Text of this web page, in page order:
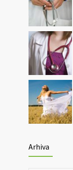
pacienții post-
pulmonare
30/03/2021
Nou! Test
IgG COVID 19
05/04/2021
Arhiva